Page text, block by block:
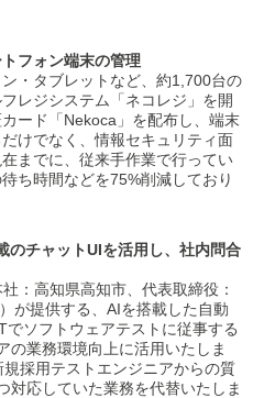
フォン端末の管理
・タブレットなど、約1,700台の
レジシステム「ネコレジ」を開
ード「Nekoca」を配布し、端末
けでなく、情報セキュリティ面
までに、従来手作業で行ってい
ち時間などを75%削減しており
のチャットUIを活用し、社内問合
：高知県高知市、代表取締役：
が提供する、AIを搭載した自動
ソフトウェアテストに従事する
の業務環境向上に活用いたしま
採用テストエンジニアからの質
対応していた業務を代替いたしま